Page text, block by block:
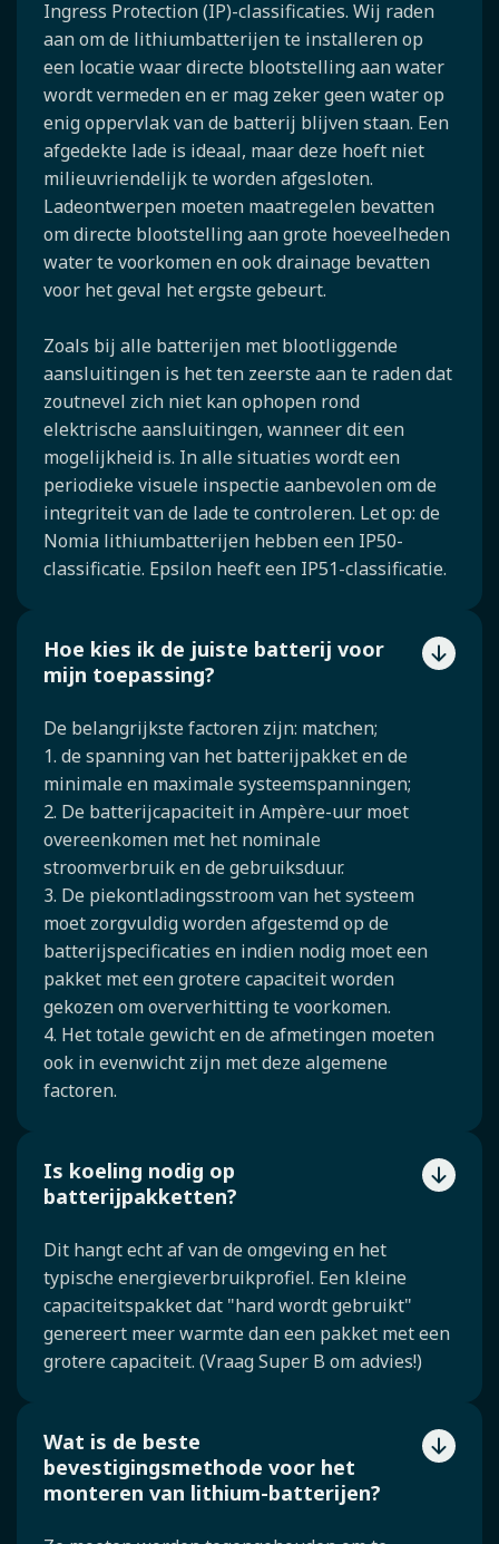
Ingress Protection (IP)-classificaties. Wij raden
aan om de lithiumbatterijen te installeren op
een locatie waar directe blootstelling aan water
wordt vermeden en er mag zeker geen water op
enig oppervlak van de batterij blijven staan. Een
afgedekte lade is ideaal, maar deze hoeft niet
milieuvriendelijk te worden afgesloten.
Ladeontwerpen moeten maatregelen bevatten
om directe blootstelling aan grote hoeveelheden
water te voorkomen en ook drainage bevatten
voor het geval het ergste gebeurt.
Zoals bij alle batterijen met blootliggende
aansluitingen is het ten zeerste aan te raden dat
zoutnevel zich niet kan ophopen rond
elektrische aansluitingen, wanneer dit een
mogelijkheid is. In alle situaties wordt een
periodieke visuele inspectie aanbevolen om de
integriteit van de lade te controleren. Let op: de
Nomia lithiumbatterijen hebben een IP50-
classificatie. Epsilon heeft een IP51-classificatie.
Hoe kies ik de juiste batterij voor
mijn toepassing?
De belangrijkste factoren zijn: matchen;
1. de spanning van het batterijpakket en de
minimale en maximale systeemspanningen;
2. De batterijcapaciteit in Ampère-uur moet
overeenkomen met het nominale
stroomverbruik en de gebruiksduur.
3. De piekontladingsstroom van het systeem
moet zorgvuldig worden afgestemd op de
batterijspecificaties en indien nodig moet een
pakket met een grotere capaciteit worden
gekozen om oververhitting te voorkomen.
4. Het totale gewicht en de afmetingen moeten
ook in evenwicht zijn met deze algemene
factoren.
Is koeling nodig op
batterijpakketten?
Dit hangt echt af van de omgeving en het
typische energieverbruikprofiel. Een kleine
capaciteitspakket dat "hard wordt gebruikt"
genereert meer warmte dan een pakket met een
grotere capaciteit. (Vraag Super B om advies!)
Wat is de beste
bevestigingsmethode voor het
monteren van lithium-batterijen?